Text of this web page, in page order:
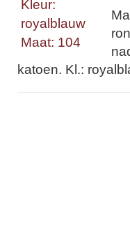
katoen. Kl.: